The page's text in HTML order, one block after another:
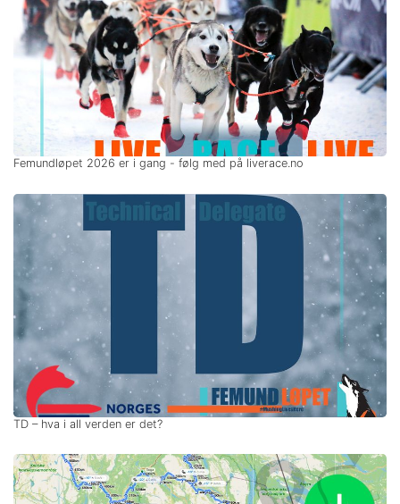
Femundløpet 2026 er i gang - følg med på liverace.no
TD – hva i all verden er det?